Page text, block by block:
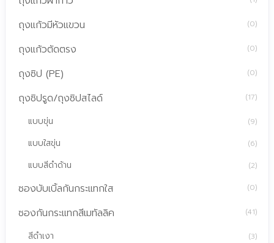
ถุงแก้วมีหัวแขวน (0)
ถุงแก้วตัดตรง (0)
ถุงซิป (PE) (0)
ถุงซิปรูด/ถุงซิปสไลด์ (17)
แบบขุ่น (9)
แบบใสขุ่น (6)
แบบสีดำด้าน (2)
ซองบับเบิ้ลกันกระแทกใส (0)
ซองกันกระแทกสีเมทัลลิค (41)
สีดำเงา (3)